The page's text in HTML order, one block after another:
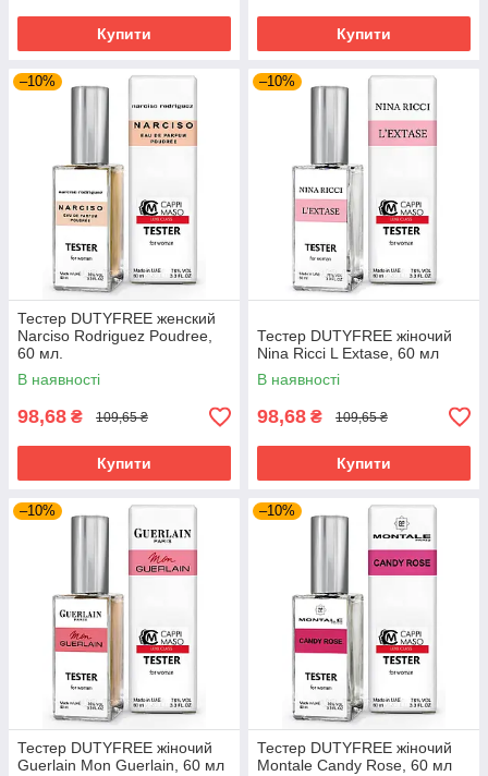
Купити Купити
–10%
Тестер DUTYFREE женский
Narciso Rodriguez Poudree,
60 мл.
В наявності
98,68 ₴ 109,65 ₴
Купити
–10%
Тестер DUTYFREE жіночий
Nina Ricci L Extase, 60 мл
В наявності
98,68 ₴ 109,65 ₴
Купити
–10%
Тестер DUTYFREE жіночий
Guerlain Mon Guerlain, 60 мл
–10%
Тестер DUTYFREE жіночий
Montale Candy Rose, 60 мл